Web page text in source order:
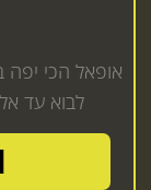
לבוא עד